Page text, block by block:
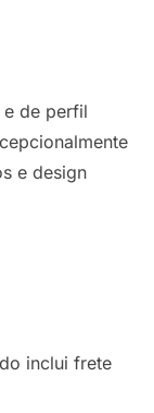
e de perfil
e design
inclui frete